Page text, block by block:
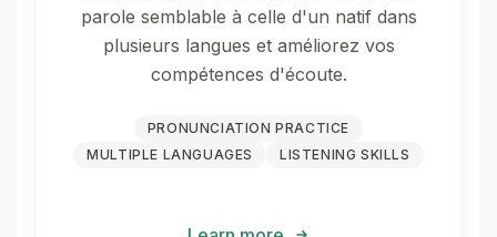
parole semblable à celle d'un natif dans
plusieurs langues et améliorez vos
compétences d'écoute.
PRONUNCIATION PRACTICE
MULTIPLE LANGUAGES
LISTENING SKILLS